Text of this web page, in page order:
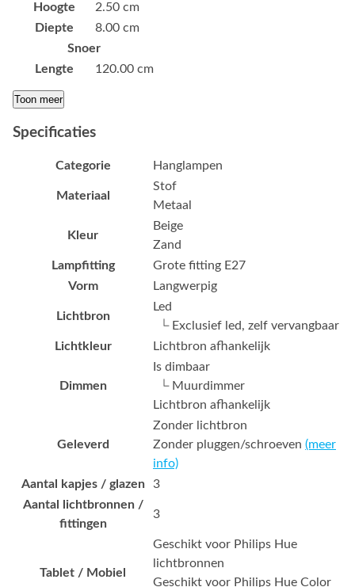
Hoogte
2.50 cm
Diepte
8.00 cm
Snoer
Lengte
120.00 cm
Toon meer
Specificaties
Categorie Hanglampen
Materiaal
Stof
Metaal
Kleur
Beige
Zand
Lampfitting
Grote fitting E27
Vorm
Langwerpig
Lichtbron
Led
└ Exclusief led, zelf vervangbaar
Lichtkleur
Lichtbron afhankelijk
Dimmen
Is dimbaar
└ Muurdimmer
Lichtbron afhankelijk
Geleverd
Zonder lichtbron
Zonder pluggen/schroeven (meer
info)
Aantal kapjes / glazen
3
Aantal lichtbronnen /
fittingen
3
Tablet / Mobiel
Geschikt voor Philips Hue
lichtbronnen
Geschikt voor Philips Hue Color